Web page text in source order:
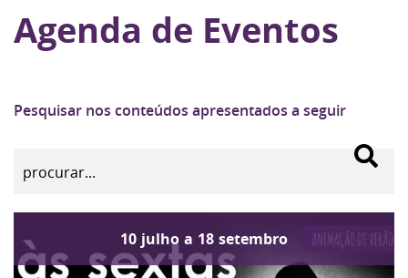
Agenda de Eventos
Pesquisar nos conteúdos apresentados a seguir
10 julho a 18 setembro